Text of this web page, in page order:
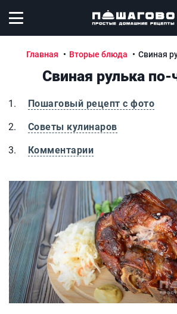
Открыть меню
Главная Вторые блюда Свиная
Свиная рулька
Пошаговый рецепт с фото
Советы кулинаров
Комментарии
Свиная рулька по-чешски